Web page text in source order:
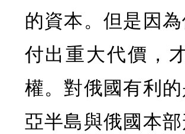
的資本。但是因
付出重大代價，
權。對俄國有利
亞半島與俄國本